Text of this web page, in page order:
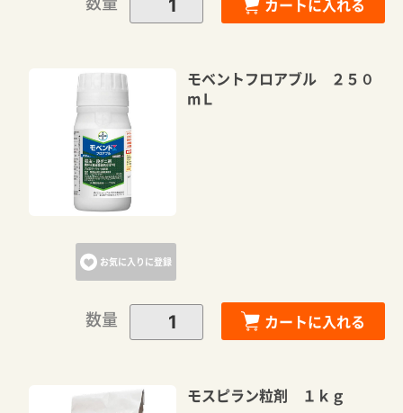
お気に入りに登録
モベントフロアブル ２５０
mＬ
数量 カートに入れる
モスピラン粒剤 １ｋｇ